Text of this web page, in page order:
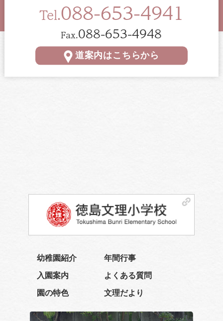
Tel.088-653-4941
Fax.088-653-4948
道案内はこちらから
幼稚園紹介 年間行事
入園案内 よくある質問
園の特色 文理だより